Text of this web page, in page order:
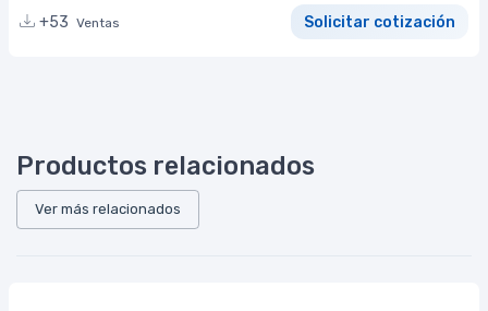
+53 Ventas Solicitar cotización
Productos relacionados
Ver más relacionados